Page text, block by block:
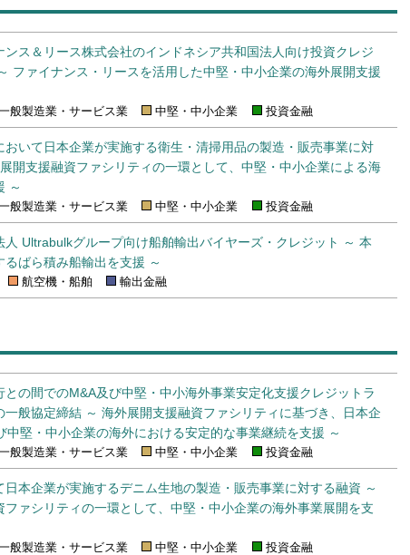
ンス＆リース株式会社のインドネシア共和国法人向け投資クレジ
ファイナンス・リースを活用した中堅・中小企業の海外展開支援
般製造業・サービス業 中堅・中小企業 投資金融
おいて日本企業が実施する衛生・清掃用品の製造・販売事業に対
開支援融資ファシリティの一環として、中堅・中小企業による海
～
般製造業・サービス業 中堅・中小企業 投資金融
人 Ultrabulkグループ向け船舶輸出バイヤーズ・クレジット ～ 本
ばら積み船輸出を支援 ～
航空機・船舶 輸出金融
との間でのM&A及び中堅・中小海外事業安定化支援クレジットラ
一般協定締結 ～ 海外展開支援融資ファシリティに基づき、日本企
中堅・中小企業の海外における安定的な事業継続を支援 ～
般製造業・サービス業 中堅・中小企業 投資金融
日本企業が実施するデニム生地の製造・販売事業に対する融資 ～
ファシリティの一環として、中堅・中小企業の海外事業展開を支
般製造業・サービス業 中堅・中小企業 投資金融